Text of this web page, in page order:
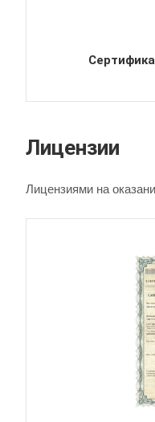
Лицензии
Лицензиями на